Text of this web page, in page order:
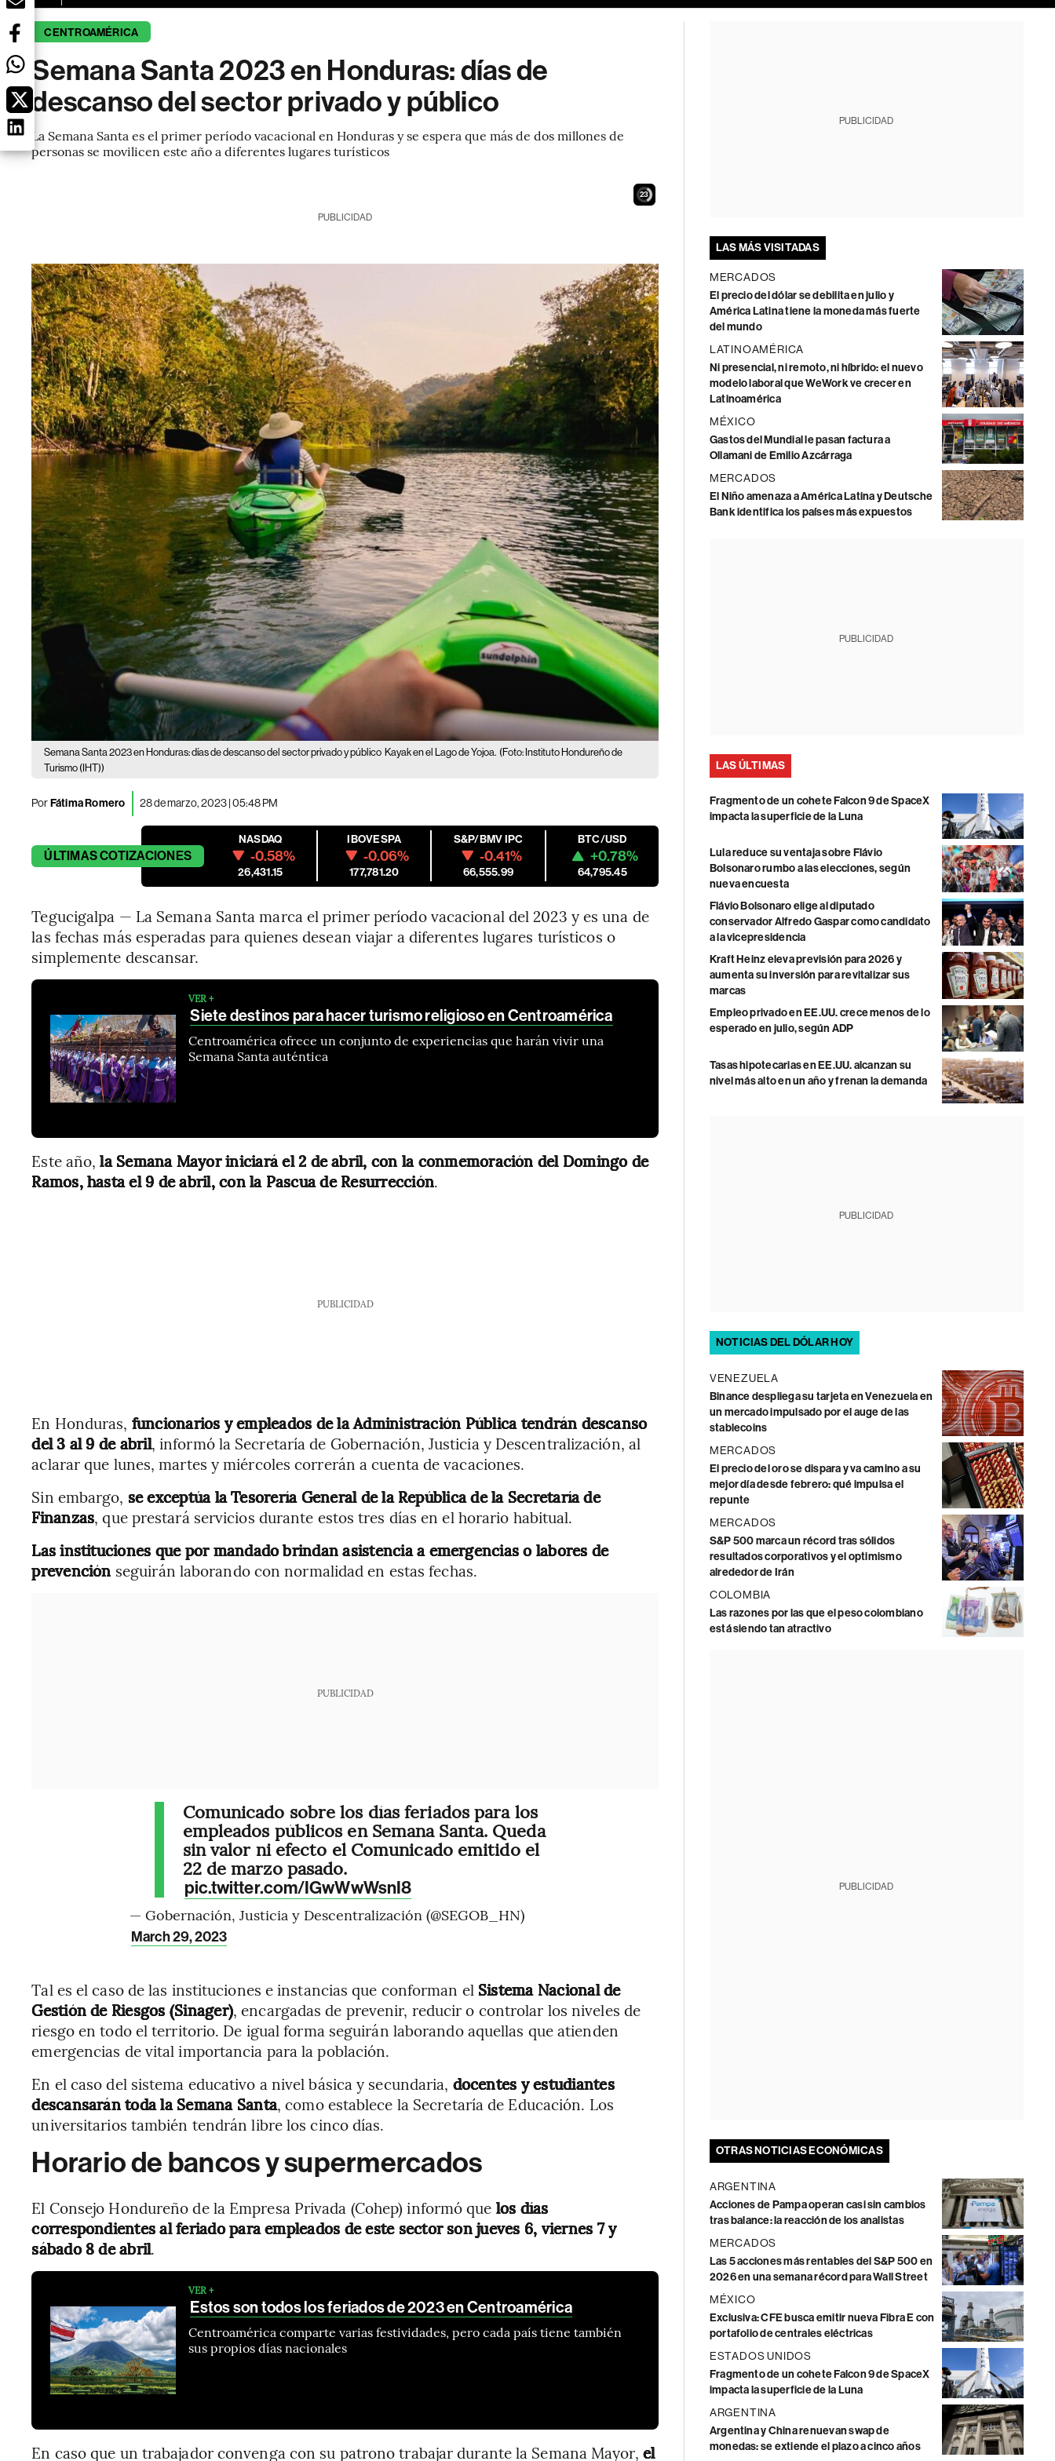
CENTROAMÉRICA
Semana Santa 2023 en Honduras: días de
descanso del sector privado y público
La Semana Santa es el primer período vacacional en Honduras y se espera que más de dos millones de
personas se movilicen este año a diferentes lugares turísticos
21
PUBLICIDAD
Semana Santa 2023 en Honduras: días de descanso del sector privado y público Kayak en el Lago de Yojoa. (Foto: Instituto Hondureño de
Turismo (IHT))
PorFátima Romero 28 de marzo, 2023 | 05:48 PM
ÚLTIMASCOTIZACIONES
NASDAQ
-0.58%
26,431.15
IBOVESPA
-0.06%
177,781.20
S&P/BMV IPC
-0.41%
66,555.99
BTC/USD
+0.78%
64,795.45
Tegucigalpa — La Semana Santa marca el primer período vacacional del 2023 y es una de
las fechas más esperadas para quienes desean viajar a diferentes lugares turísticos o
simplemente descansar.
VER +
Siete destinos para hacer turismo religioso en Centroamérica
Centroamérica ofrece un conjunto de experiencias que harán vivir una
Semana Santa auténtica
Este año,la Semana Mayor iniciará el 2 de abril, con la conmemoración del Domingo de
Ramos, hasta el 9 de abril, con la Pascua de Resurrección.
PUBLICIDAD
En Honduras, funcionarios y empleados de la Administración Pública tendrán descanso
del 3 al 9 de abril, informó la Secretaría de Gobernación, Justicia y Descentralización, al
aclarar que lunes, martes y miércoles correrán a cuenta de vacaciones.
Sin embargo, se exceptúa la Tesorería General de la República de la Secretaría de
Finanzas, que prestará servicios durante estos tres días en el horario habitual.
Las instituciones que por mandado brindan asistencia a emergencias o labores de
prevención seguirán laborando con normalidad en estas fechas.
PUBLICIDAD
Comunicado sobre los días feriados para los
empleados públicos en Semana Santa. Queda
sin valor ni efecto el Comunicado emitido el
22 de marzo pasado.
pic.twitter.com/IGwWwWsnI8
— Gobernación, Justicia y Descentralización (@SEGOB_HN)
March 29, 2023
Tal es el caso de las instituciones e instancias que conforman el Sistema Nacional de
Gestión de Riesgos (Sinager), encargadas de prevenir, reducir o controlar los niveles de
riesgo en todo el territorio. De igual forma seguirán laborando aquellas que atienden
emergencias de vital importancia para la población.
En el caso del sistema educativo a nivel básica y secundaria, docentes y estudiantes
descansarán toda la Semana Santa, como establece la Secretaría de Educación. Los
universitarios también tendrán libre los cinco días.
Horario de bancos y supermercados
El Consejo Hondureño de la Empresa Privada (Cohep) informó que los días
correspondientes al feriado para empleados de este sector son jueves 6, viernes 7 y
sábado 8 de abril.
VER +
Estos son todos los feriados de 2023 en Centroamérica
Centroamérica comparte varias festividades, pero cada país tiene también
sus propios días nacionales
En caso que un trabajador convenga con su patrono trabajar durante la Semana Mayor, el
PUBLICIDAD
LAS MÁS VISITADAS
MERCADOS
El precio del dólar se debilita en julio y
América Latina tiene la moneda más fuerte
del mundo
LATINOAMÉRICA
Ni presencial, ni remoto, ni híbrido: el nuevo
modelo laboral que WeWork ve crecer en
Latinoamérica
MÉXICO
Gastos del Mundial le pasan factura a
Ollamani de Emilio Azcárraga
MERCADOS
El Niño amenaza a América Latina y Deutsche
Bank identifica los países más expuestos
PUBLICIDAD
LAS ÚLTIMAS
Fragmento de un cohete Falcon 9 de SpaceX
impacta la superficie de la Luna
Lula reduce su ventaja sobre Flávio
Bolsonaro rumbo a las elecciones, según
nueva encuesta
Flávio Bolsonaro elige al diputado
conservador Alfredo Gaspar como candidato
a la vicepresidencia
Kraft Heinz eleva previsión para 2026 y
aumenta su inversión para revitalizar sus
marcas
Empleo privado en EE.UU. crece menos de lo
esperado en julio, según ADP
Tasas hipotecarias en EE.UU. alcanzan su
nivel más alto en un año y frenan la demanda
PUBLICIDAD
NOTICIAS DEL DÓLAR HOY
VENEZUELA
Binance despliega su tarjeta en Venezuela en
un mercado impulsado por el auge de las
stablecoins
MERCADOS
El precio del oro se dispara y va camino a su
mejor día desde febrero: qué impulsa el
repunte
MERCADOS
S&P 500 marca un récord tras sólidos
resultados corporativos y el optimismo
alrededor de Irán
COLOMBIA
Las razones por las que el peso colombiano
está siendo tan atractivo
PUBLICIDAD
OTRAS NOTICIAS ECONÓMICAS
ARGENTINA
Acciones de Pampa operan casi sin cambios
tras balance: la reacción de los analistas
MERCADOS
Las 5 acciones más rentables del S&P 500 en
2026 en una semana récord para Wall Street
MÉXICO
Exclusiva: CFE busca emitir nueva Fibra E con
portafolio de centrales eléctricas
ESTADOS UNIDOS
Fragmento de un cohete Falcon 9 de SpaceX
impacta la superficie de la Luna
ARGENTINA
Argentina y China renuevan swap de
monedas: se extiende el plazo a cinco años